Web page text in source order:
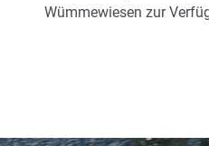
Wümmewiesen zur